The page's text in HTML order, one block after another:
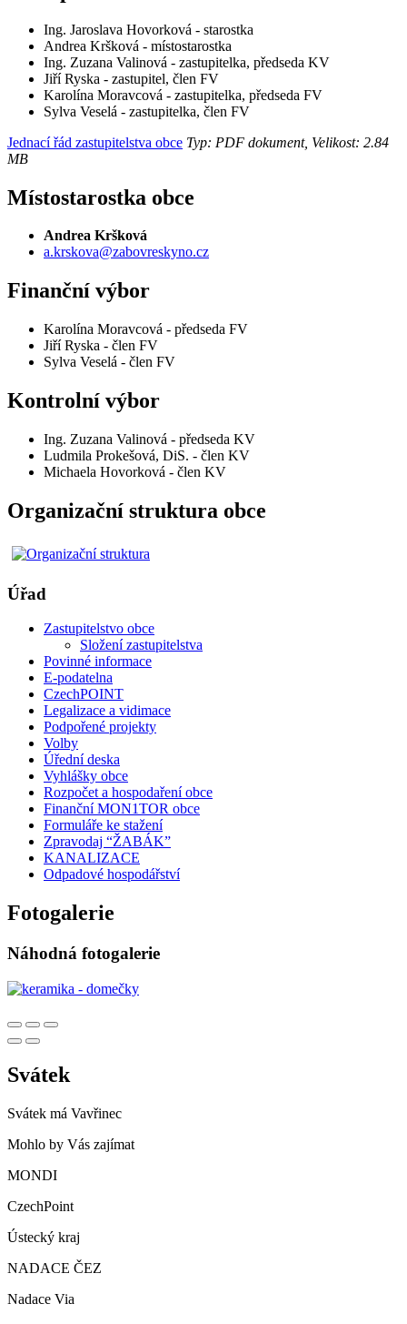
Ing. Jaroslava Hovorková - starostka
Andrea Kršková - místostarostka
Ing. Zuzana Valinová - zastupitelka, předseda KV
Jiří Ryska - zastupitel, člen FV
Karolína Moravcová - zastupitelka, předseda FV
Sylva Veselá - zastupitelka, člen FV
Jednací řád zastupitelstva obce Typ: PDF dokument, Velikost: 2.84
MB
Místostarostka obce
Andrea Kršková
a.krskova@zabovreskyno.cz
Finanční výbor
Karolína Moravcová - předseda FV
Jiří Ryska - člen FV
Sylva Veselá - člen FV
Kontrolní výbor
Ing. Zuzana Valinová - předseda KV
Ludmila Prokešová, DiS. - člen KV
Michaela Hovorková - člen KV
Organizační struktura obce
Úřad
Zastupitelstvo obce
Složení zastupitelstva
Povinné informace
E-podatelna
CzechPOINT
Legalizace a vidimace
Podpořené projekty
Volby
Úřední deska
Vyhlášky obce
Rozpočet a hospodaření obce
Finanční MON1TOR obce
Formuláře ke stažení
Zpravodaj “ŽABÁK”
KANALIZACE
Odpadové hospodářství
Fotogalerie
Náhodná fotogalerie
Svátek
Svátek má Vavřinec
Mohlo by Vás zajímat
MONDI
CzechPoint
Ústecký kraj
NADACE ČEZ
Nadace Via